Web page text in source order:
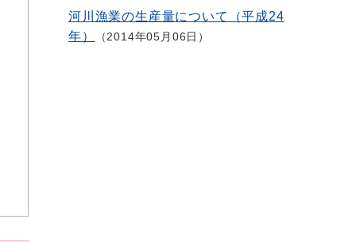
河川漁業の生産量について（平成24
年）
2014年05月06日